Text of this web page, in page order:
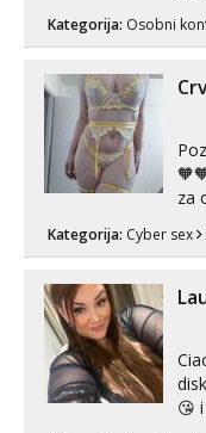
Kategorija: Osobni
za
😉
Kategorija: Cyber sex
😘